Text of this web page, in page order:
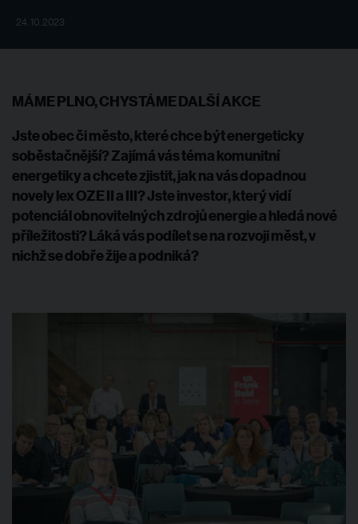
24. 10. 2023
MÁME PLNO, CHYSTÁME DALŠÍ AKCE
Jste obec či město, které chce být energeticky
soběstačnější? Zajímá vás téma komunitní
energetiky a chcete zjistit, jak na vás dopadnou
novely lex OZE II a III? Jste investor, který vidí
potenciál obnovitelných zdrojů energie a hledá nové
příležitosti? Láká vás podílet se na rozvoji měst, v
nichž se dobře žije a podniká?